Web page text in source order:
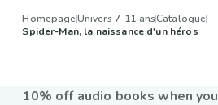
HomepageUnivers 7-11 ansCatalogue
Spider-Man, la naissance d'un héros
10% off audio books when